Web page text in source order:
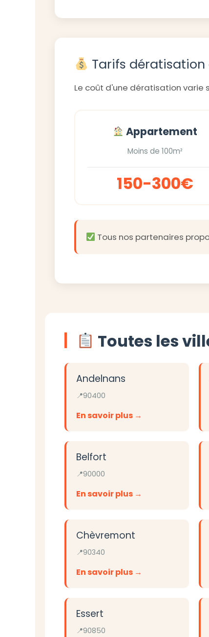
Tarifs dératisation
Le coût d'une dératisation
Appartement
Moins de 100m²
150-300€
Tous nos partenaires
Toutes les
Andelnans
90400
En savoir plus
Belfort
90000
En savoir plus
Chèvremont
90340
En savoir plus
Essert
90850